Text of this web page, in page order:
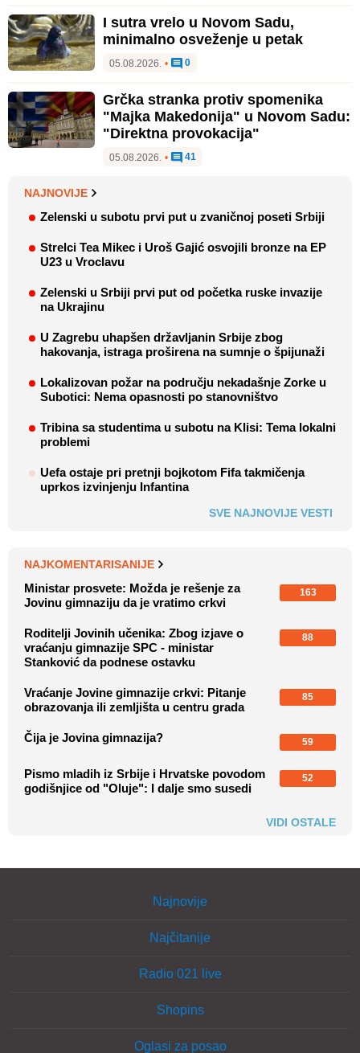
I sutra vrelo u Novom Sadu,
minimalno osveženje u petak
05.08.2026. • 0
Grčka stranka protiv spomenika
"Majka Makedonija" u Novom Sadu:
"Direktna provokacija"
05.08.2026. • 41
NAJNOVIJE
Zelenski u subotu prvi put u zvaničnoj poseti Srbiji
Strelci Tea Mikec i Uroš Gajić osvojili bronze na EP
U23 u Vroclavu
Zelenski u Srbiji prvi put od početka ruske invazije
na Ukrajinu
U Zagrebu uhapšen državljanin Srbije zbog
hakovanja, istraga proširena na sumnje o špijunaži
Lokalizovan požar na području nekadašnje Zorke u
Subotici: Nema opasnosti po stanovništvo
Tribina sa studentima u subotu na Klisi: Tema lokalni
problemi
Uefa ostaje pri pretnji bojkotom Fifa takmičenja
uprkos izvinjenju Infantina
SVE NAJNOVIJE VESTI
NAJKOMENTARISANIJE
Ministar prosvete: Možda je rešenje za
Jovinu gimnaziju da je vratimo crkvi
163
Roditelji Jovinih učenika: Zbog izjave o
vraćanju gimnazije SPC - ministar
Stanković da podnese ostavku
88
Vraćanje Jovine gimnazije crkvi: Pitanje
obrazovanja ili zemljišta u centru grada
85
Čija je Jovina gimnazija? 59
Pismo mladih iz Srbije i Hrvatske povodom
godišnjice od "Oluje": I dalje smo susedi
52
VIDI OSTALE
Najnovije
Najčitanije
Radio 021 live
Shopins
Oglasi za posao